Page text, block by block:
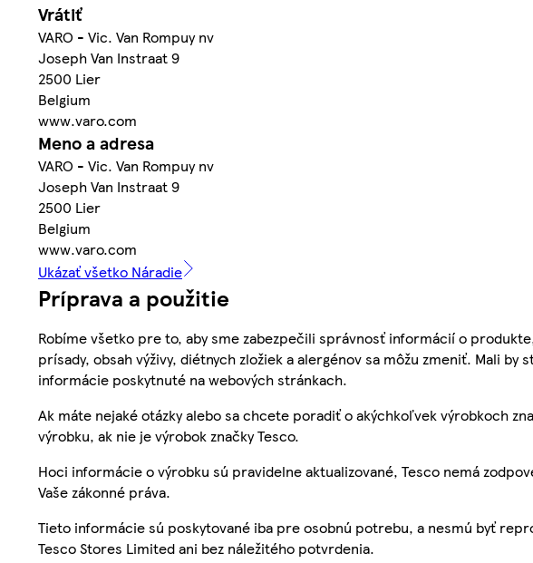
Vrátiť
VARO - Vic. Van Rompuy nv
Joseph Van Instraat 9
2500 Lier
Belgium
www.varo.com
Meno a adresa
VARO - Vic. Van Rompuy nv
Joseph Van Instraat 9
2500 Lier
Belgium
www.varo.com
Ukázať všetko Náradie
Príprava a použitie
Robíme všetko pre to, aby sme zabezpečili správnosť informácií o
prísady, obsah výživy, diétnych zložiek a alergénov sa môžu zmeniť. Mali
informácie poskytnuté na webových stránkach.
Ak máte nejaké otázky alebo sa chcete poradiť o akýchkoľvek výrobkoch
výrobku, ak nie je výrobok značky Tesco.
Hoci informácie o výrobku sú pravidelne aktualizované, Tesco nemá
Vaše zákonné práva.
Tieto informácie sú poskytované iba pre osobnú potrebu, a nesmú byť
Tesco Stores Limited ani bez náležitého potvrdenia.